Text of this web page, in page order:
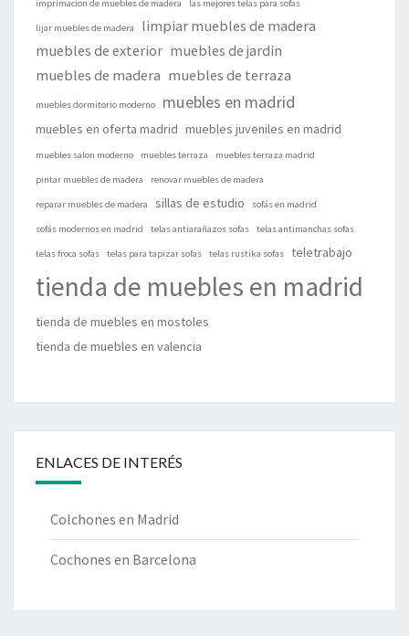
imprimacion de muebles de madera las mejores telas para sofas
lijar muebles de madera
limpiar muebles de madera
muebles de exterior muebles de jardin
muebles de madera muebles de terraza
muebles dormitorio moderno muebles en madrid
muebles en oferta madrid muebles juveniles en madrid
muebles salon moderno muebles terraza muebles terraza madrid
pintar muebles de madera renovar muebles de madera
reparar muebles de madera sillas de estudio sofás en madrid
sofás modernos en madrid telas antiarañazos sofas telas antimanchas sofas
telas froca sofas telas para tapizar sofas telas rustika sofas teletrabajo
tienda de muebles en madrid
tienda de muebles en mostoles
tienda de muebles en valencia
ENLACES DE INTERÉS
Colchones en Madrid
Cochones en Barcelona